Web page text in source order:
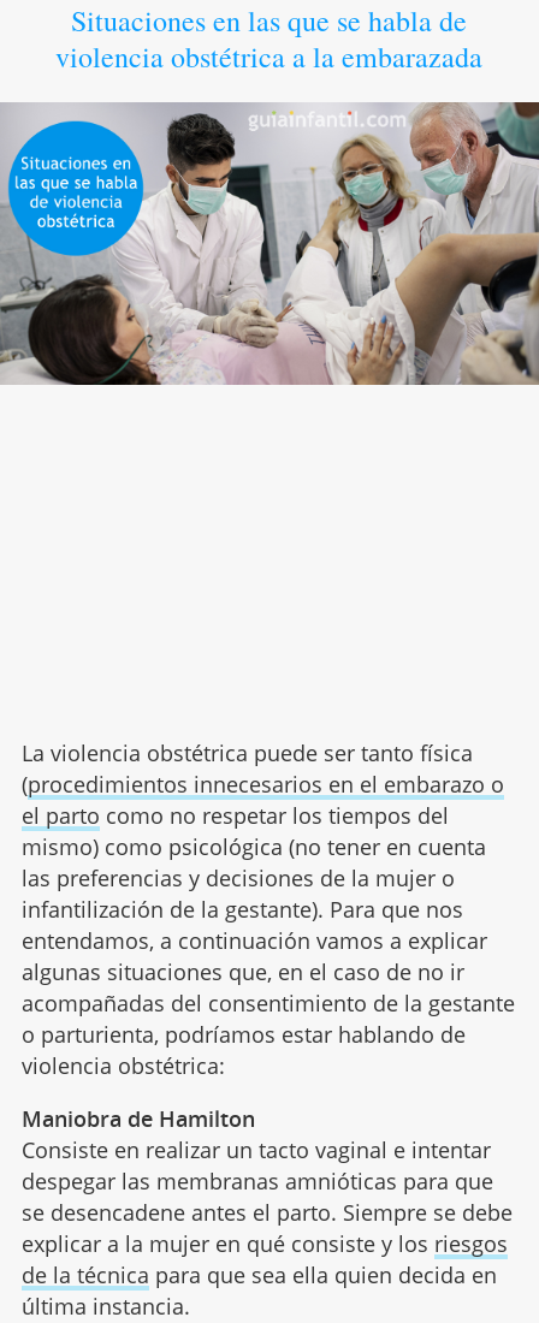
Situaciones en las que se habla de
violencia obstétrica a la embarazada
La violencia obstétrica puede ser tanto física
(procedimientos innecesarios en el embarazo o
el parto como no respetar los tiempos del
mismo) como psicológica (no tener en cuenta
las preferencias y decisiones de la mujer o
infantilización de la gestante). Para que nos
entendamos, a continuación vamos a explicar
algunas situaciones que, en el caso de no ir
acompañadas del consentimiento de la gestante
o parturienta, podríamos estar hablando de
violencia obstétrica:
Maniobra de Hamilton
Consiste en realizar un tacto vaginal e intentar
despegar las membranas amnióticas para que
se desencadene antes el parto. Siempre se debe
explicar a la mujer en qué consiste y los riesgos
de la técnica para que sea ella quien decida en
última instancia.